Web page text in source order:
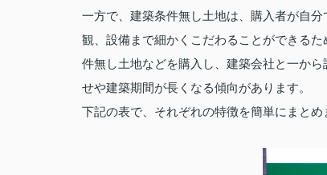
一方で、建築条件無し土地は、購入者が自
観、設備まで細かくこだわることができる
件無し土地などを購入し、建築会社と一か
せや建築期間が長くなる傾向があります。
下記の表で、それぞれの特徴を簡単にまと